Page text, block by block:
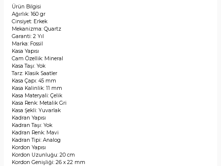
Ürün Bilgisi
Ağırlık: 160 gr
Cinsiyet: Erkek
Mekanizma: Quartz
Garanti: 2 Yıl
Marka: Fossil
Kasa Yapısı
Cam Özellik: Mineral
Kasa Taşı: Yok
Tarz: Klasik Saatler
Kasa Çapı: 45 mm
Kasa Kalinlik: 11 mm
Kasa Materyali: Çelik
Kasa Renk: Metalik Gri
Kasa Şekli: Yuvarlak
Kadran Yapısı
Kadran Taşı: Yok
Kadran Renk: Mavi
Kadran Tipi: Analog
Kordon Yapısı
Kordon Uzunluğu: 20 cm
Kordon Genişliği: 26 x 22 mm